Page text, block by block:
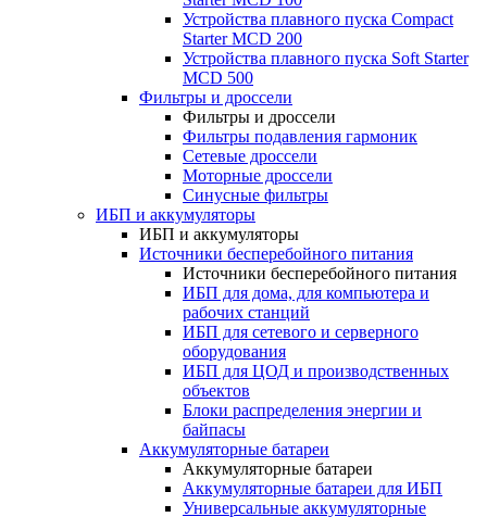
Устройства плавного пуска Compact
Starter MCD 200
Устройства плавного пуска Soft Starter
MCD 500
Фильтры и дроссели
Фильтры и дроссели
Фильтры подавления гармоник
Сетевые дроссели
Моторные дроссели
Синусные фильтры
ИБП и аккумуляторы
ИБП и аккумуляторы
Источники бесперебойного питания
Источники бесперебойного питания
ИБП для дома, для компьютера и
рабочих станций
ИБП для сетевого и серверного
оборудования
ИБП для ЦОД и производственных
объектов
Блоки распределения энергии и
байпасы
Аккумуляторные батареи
Аккумуляторные батареи
Аккумуляторные батареи для ИБП
Универсальные аккумуляторные